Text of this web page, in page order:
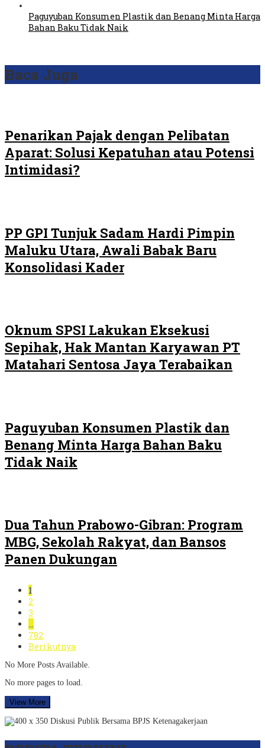
Paguyuban Konsumen Plastik dan Benang Minta Harga
Bahan Baku Tidak Naik
Baca Juga
Penarikan Pajak dengan Pelibatan
Aparat: Solusi Kepatuhan atau Potensi
Intimidasi?
PP GPI Tunjuk Sadam Hardi Pimpin
Maluku Utara, Awali Babak Baru
Konsolidasi Kader
Oknum SPSI Lakukan Eksekusi
Sepihak, Hak Mantan Karyawan PT
Matahari Sentosa Jaya Terabaikan
Paguyuban Konsumen Plastik dan
Benang Minta Harga Bahan Baku
Tidak Naik
Dua Tahun Prabowo-Gibran: Program
MBG, Sekolah Rakyat, dan Bansos
Panen Dukungan
1
2
3
…
782
Berikutnya
No More Posts Available.
No more pages to load.
View More